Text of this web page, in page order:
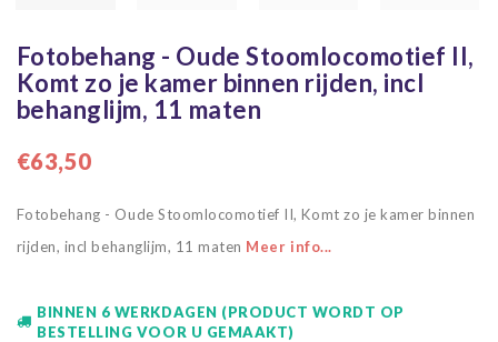
Fotobehang - Oude Stoomlocomotief II,
Komt zo je kamer binnen rijden, incl
behanglijm, 11 maten
€63,50
Fotobehang - Oude Stoomlocomotief II, Komt zo je kamer binnen
rijden, incl behanglijm, 11 maten Meer info...
BINNEN 6 WERKDAGEN (PRODUCT WORDT OP
BESTELLING VOOR U GEMAAKT)